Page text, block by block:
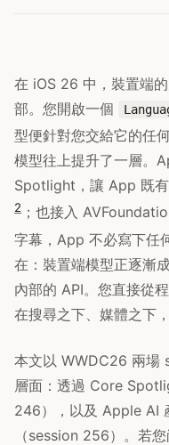
在 iOS 26 中，裝置端
部。您開啟一個
型便針對您交給它的任
模型往上提升了一層。
Spotlight，讓 App 既
2 ；也接入
字幕，App 不必寫下任
在：裝置端模型正逐漸
內部的 API。您直接從
在搜尋之下、媒體之下
本文以 WWDC26 兩場
層面：透過 Core
246），以及 Apple AI
（session 256）。若